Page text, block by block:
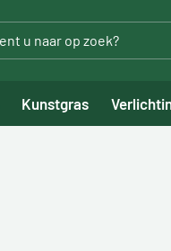
Kunstgras